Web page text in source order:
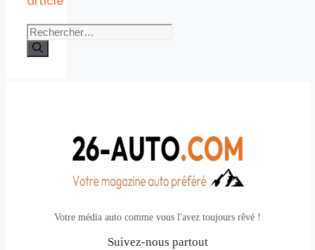
Rechercher :
Votre média auto comme vous l'avez toujours rêvé !
Suivez-nous partout